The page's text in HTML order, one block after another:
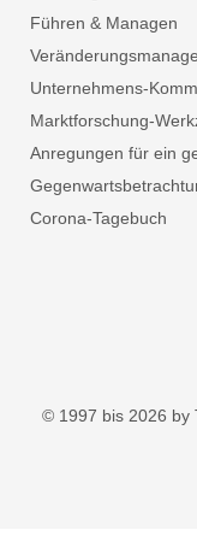
Führen & Managen
Unternehmens-
Marktforschung-
Anregungen für ein
Corona-Tagebuch
© 1997 bis 2026 by